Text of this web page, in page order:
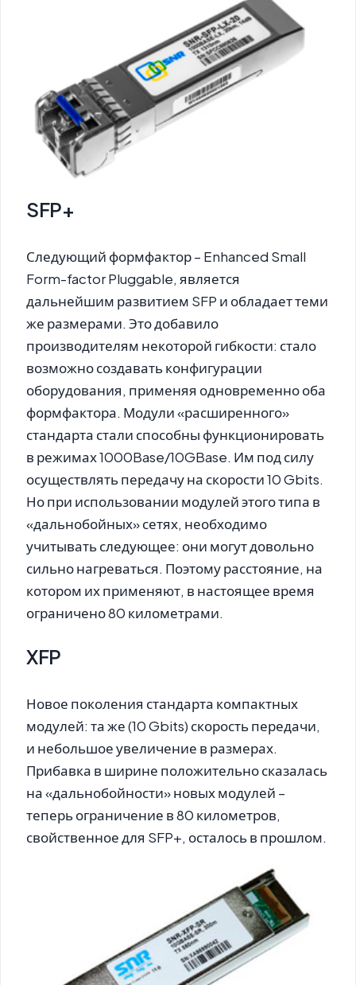
SFP+
Следующий формфактор – Enhanced Small
Form-factor Pluggable, является
дальнейшим развитием SFP и обладает теми
же размерами. Это добавило
производителям некоторой гибкости: стало
возможно создавать конфигурации
оборудования, применяя одновременно оба
формфактора. Модули «расширенного»
стандарта стали способны функционировать
в режимах 1000Base/10GBase. Им под силу
осуществлять передачу на скорости 10 Gbits.
Но при использовании модулей этого типа в
«дальнобойных» сетях, необходимо
учитывать следующее: они могут довольно
сильно нагреваться. Поэтому расстояние, на
котором их применяют, в настоящее время
ограничено 80 километрами.
XFP
Новое поколения стандарта компактных
модулей: та же (10 Gbits) скорость передачи,
и небольшое увеличение в размерах.
Прибавка в ширине положительно сказалась
на «дальнобойности» новых модулей –
теперь ограничение в 80 километров,
свойственное для SFP+, осталось в прошлом.